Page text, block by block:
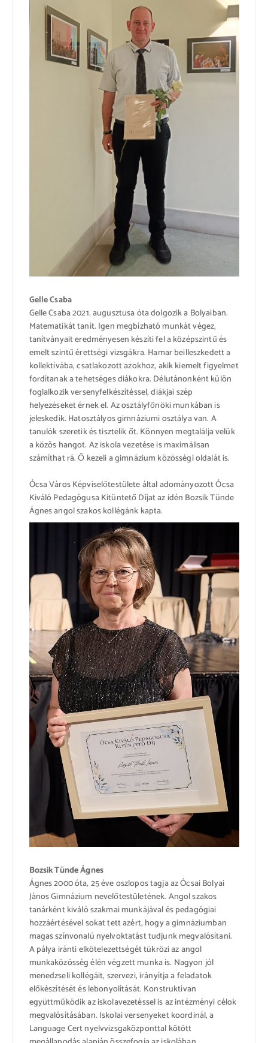
Gelle Csaba
Gelle Csaba 2021. augusztusa óta dolgozik a Bolyaiban.
Matematikát tanít. Igen megbízható munkát végez,
tanítványait eredményesen készíti fel a középszintű és
emelt szintű érettségi vizsgákra. Hamar beilleszkedett a
kollektívába, csatlakozott azokhoz, akik kiemelt figyelmet
fordítanak a tehetséges diákokra. Délutánonként külön
foglalkozik versenyfelkészítéssel, diákjai szép
helyezéseket érnek el. Az osztályfőnöki munkában is
jeleskedik. Hatosztályos gimnáziumi osztálya van. A
tanulók szeretik és tisztelik őt. Könnyen megtalálja velük
a közös hangot. Az iskola vezetése is maximálisan
számíthat rá. Ő kezeli a gimnázium közösségi oldalát is.
Ócsa Város Képviselőtestülete által adományozott Ócsa
Kiváló Pedagógusa Kitüntető Díjat az idén Bozsik Tünde
Ágnes angol szakos kollégánk kapta.
Bozsik Tünde Ágnes
Ágnes 2000 óta, 25 éve oszlopos tagja az Ócsai Bolyai
János Gimnázium nevelőtestületének. Angol szakos
tanárként kiváló szakmai munkájával és pedagógiai
hozzáértésével sokat tett azért, hogy a gimnáziumban
magas színvonalú nyelvoktatást tudjunk megvalósítani.
A pálya iránti elkötelezettségét tükrözi az angol
munkaközösség élén végzett munka is. Nagyon jól
menedzseli kollégáit, szervezi, irányítja a feladatok
előkészítését és lebonyolítását. Konstruktívan
együttműködik az iskolavezetéssel is az intézményi célok
megvalósításában. Iskolai versenyeket koordinál, a
Language Cert nyelvvizsgaközponttal kötött